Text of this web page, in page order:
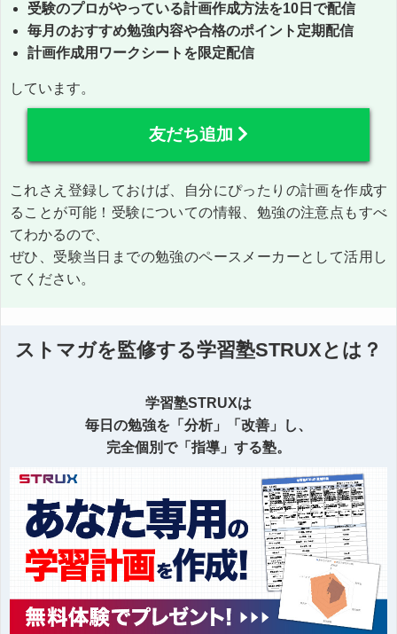
受験のプロがやっている計画作成方法を10日で配信
毎月のおすすめ勉強内容や合格のポイント定期配信
計画作成用ワークシートを限定配信
しています。
友だち追加
これさえ登録しておけば、自分にぴったりの計画を作成す
ることが可能！受験についての情報、勉強の注意点もすべ
てわかるので、
ぜひ、受験当日までの勉強のペースメーカーとして活用し
てください。
ストマガを監修する学習塾STRUXとは？
学習塾STRUXは
毎日の勉強を「分析」「改善」し、
完全個別で「指導」する塾。